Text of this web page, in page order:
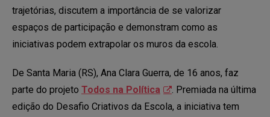
trajetórias, discutem a importância de se valorizar
espaços de participação e demonstram como as
iniciativas podem extrapolar os muros da escola.
De Santa Maria (RS), Ana Clara Guerra, de 16 anos, faz
parte do projeto Todos na Política
. Premiada na última
edição do Desafio Criativos da Escola, a iniciativa tem